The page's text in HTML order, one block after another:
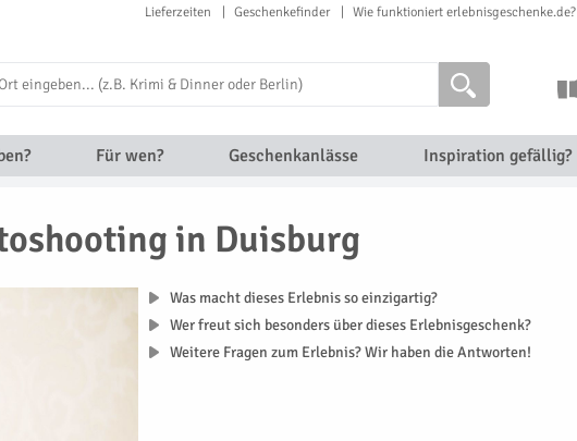
Lieferzeiten Geschenkefinder Wie funktioniert erlebnisgeschenke.de?
Für wen? Geschenkanlässe Inspiration gefällig?
in Duisburg
Was macht dieses Erlebnis so einzigartig?
Wer freut sich besonders über dieses Erlebnisgeschenk?
Weitere Fragen zum Erlebnis? Wir haben die Antworten!